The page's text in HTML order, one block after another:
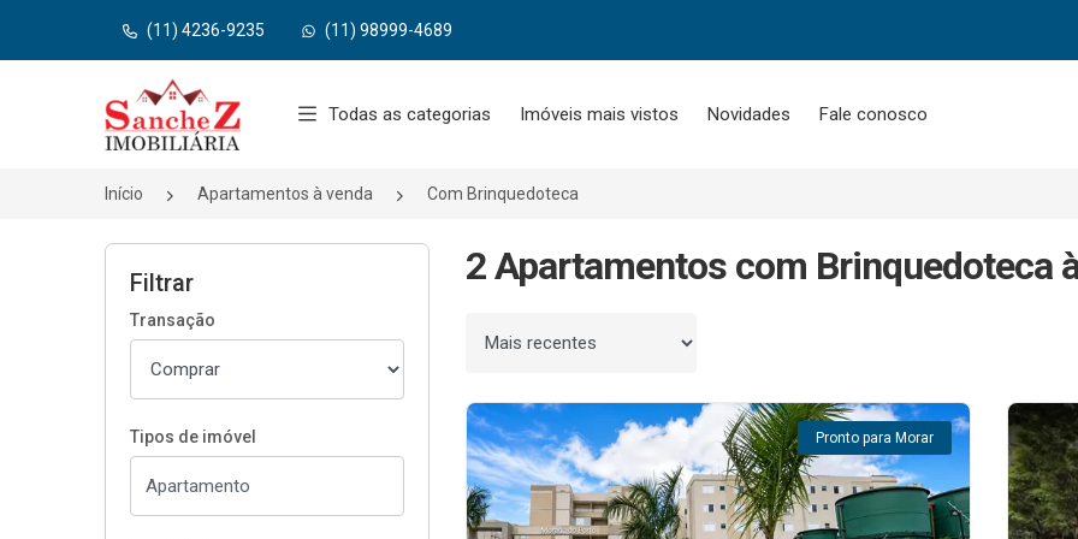
(11) 4236-9235 (11) 98999-4689
Página inicial
Todas as categorias Imóveis mais vistos Novidades Fale conosco
Início Apartamentos à venda Com Brinquedoteca
Filtrar
Transação
Tipos de imóvel
2 Apartamentos com Brinquedoteca
Ordenar por
Pronto para Morar